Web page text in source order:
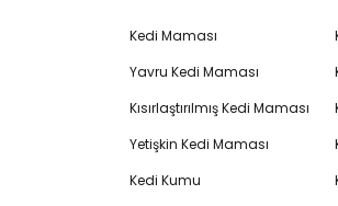
Kedi Maması
Yavru Kedi Maması
Kısırlaştırılmış Kedi Maması
Yetişkin Kedi Maması
Kedi Kumu